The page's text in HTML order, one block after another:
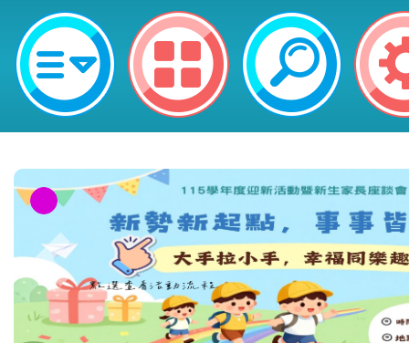
教育部委請臺北市立大學辦理「
師專業學習社群召集人經營力培訓
展與實踐計畫」之睿師（RAS）社
表實施計畫-桃園市平鎮區新勢國民